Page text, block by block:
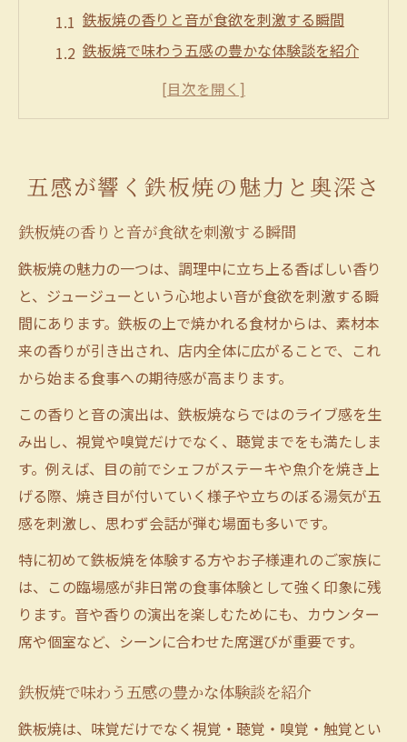
鉄板焼の香りと音が食欲を刺激する瞬間
鉄板焼で味わう五感の豊かな体験談を紹介
鉄板焼のライブ感が生む奥深い楽しみ方
鉄板から広がる美味しさの秘密を解明
鉄板焼が美味しくなる焼き方のポイント
鉄板焼の熱伝導が食材に与える影響とは
鉄板焼特有のジューシーな仕上がりの理由
鉄板焼の旨味を引き出す調理メカニズム
鉄板焼と他の調理法の違いを徹底比較
調理の音や香りも楽しめる鉄板焼体験
鉄板焼の調理音がもたらす臨場感の魅力
鉄板焼で漂う香ばしい香りが食事を演出
五感を刺激する鉄板焼体験の楽しみ方
鉄板焼のライブ調理で味わう特別な時間
鉄板焼の音と香りで得られる満足感とは
鉄板焼の臨場感が生む食事の高揚感とは
鉄板焼のシェフパフォーマンスを味わう方
法
鉄板焼の席選びで臨場感を最大限に引き出
す
五感が響く鉄板焼の魅力と奥深さ
鉄板焼の香りと音が食欲を刺激する瞬間
鉄板焼の魅力の一つは、調理中に立ち上る香ばしい香り
と、ジュージューという心地よい音が食欲を刺激する瞬
間にあります。鉄板の上で焼かれる食材からは、素材本
来の香りが引き出され、店内全体に広がることで、これ
から始まる食事への期待感が高まります。
この香りと音の演出は、鉄板焼ならではのライブ感を生
み出し、視覚や嗅覚だけでなく、聴覚までをも満たしま
す。例えば、目の前でシェフがステーキや魚介を焼き上
げる際、焼き目が付いていく様子や立ちのぼる湯気が五
感を刺激し、思わず会話が弾む場面も多いです。
特に初めて鉄板焼を体験する方やお子様連れのご家族に
は、この臨場感が非日常の食事体験として強く印象に残
ります。音や香りの演出を楽しむためにも、カウンター
席や個室など、シーンに合わせた席選びが重要です。
鉄板焼で味わう五感の豊かな体験談を紹介
鉄板焼は、味覚だけでなく視覚・聴覚・嗅覚・触覚とい